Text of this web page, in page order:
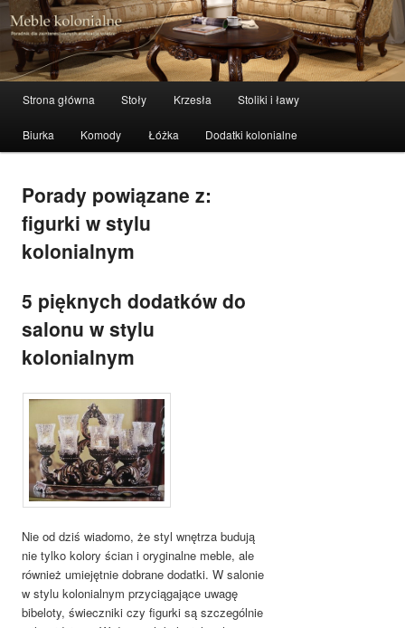
Meble kolonialne – zibi-meble.pl
meble stylowe, meble kolonialne i indyjskie
Przeskocz do tekstu
Przeskocz do widgetów
Strona główna Stoły Krzesła Stoliki i ławy
Biurka Komody Łóżka Dodatki kolonialne
Porady powiązane z:
figurki w stylu
kolonialnym
5 pięknych dodatków do
salonu w stylu
kolonialnym
Nie od dziś wiadomo, że styl wnętrza budują
nie tylko kolory ścian i oryginalne meble, ale
również umiejętnie dobrane dodatki. W salonie
w stylu kolonialnym przyciągające uwagę
bibeloty, świeczniki czy figurki są szczególnie